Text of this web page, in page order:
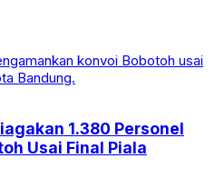
1.380 Personel
Usai Final Piala